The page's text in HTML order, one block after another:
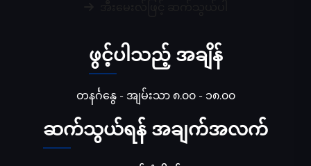
ဖွင့်ပါသည့် အချိန်
တနင်္ဂနွေ - အျမ်းသာ ၈.၀၀ - ၁၈.၀၀
ဆက်သွယ်ရန် အချက်အလက်